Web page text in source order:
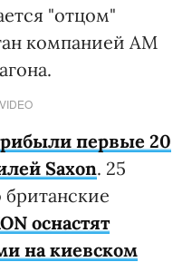
"отцом"
компанией AM
первые 20
Saxon. 25
оснастят
на киевском